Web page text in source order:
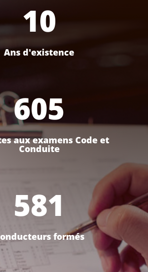
10
Ans d'existence
605
aux examens Code et
Conduite
581
formés